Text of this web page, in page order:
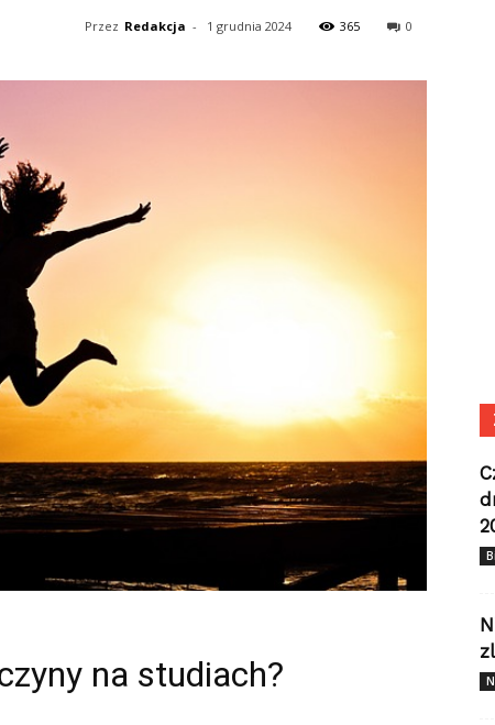
Przez Redakcja - 1 grudnia 2024 365 0
na studiach?